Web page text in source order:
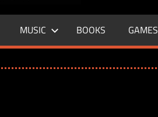
–
LIFE
MUSIC BOOKS GAMES